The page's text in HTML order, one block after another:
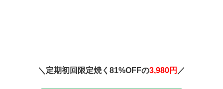
＼定期初回限定焼く81%OFFの3,980円 ／